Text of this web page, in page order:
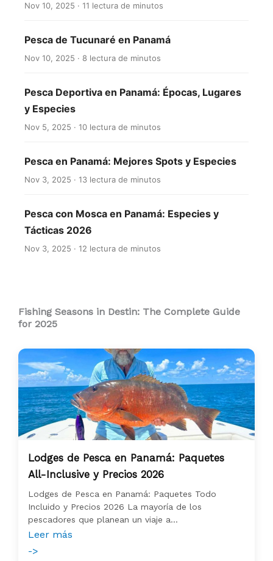
Nov 10, 2025 · 11 lectura de minutos
Pesca de Tucunaré en Panamá
Nov 10, 2025 · 8 lectura de minutos
Pesca Deportiva en Panamá: Épocas, Lugares
y Especies
Nov 5, 2025 · 10 lectura de minutos
Pesca en Panamá: Mejores Spots y Especies
Nov 3, 2025 · 13 lectura de minutos
Pesca con Mosca en Panamá: Especies y
Tácticas 2026
Nov 3, 2025 · 12 lectura de minutos
Fishing Seasons in Destin: The Complete Guide
for 2025
Lodges de Pesca en Panamá: Paquetes
All-Inclusive y Precios 2026
Lodges de Pesca en Panamá: Paquetes Todo
Incluido y Precios 2026 La mayoría de los
pescadores que planean un viaje a...
Leer más
->